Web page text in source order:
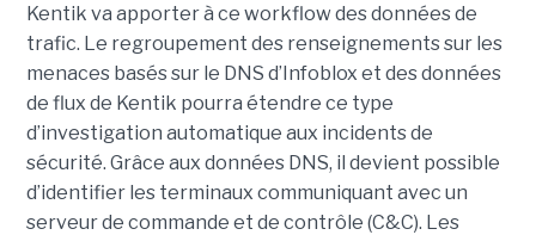
Kentik va apporter à ce workflow des données de
trafic. Le regroupement des renseignements sur les
menaces basés sur le DNS d’Infoblox et des données
de flux de Kentik pourra étendre ce type
d’investigation automatique aux incidents de
sécurité. Grâce aux données DNS, il devient possible
d’identifier les terminaux communiquant avec un
serveur de commande et de contrôle (C&C). Les